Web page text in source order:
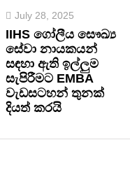
July 28, 2025
IIHS ගෝලීය සෞඛ්‍ය
සේවා නායකයන්
සඳහා ඇති ඉල්ලුම
සැපිරීමට EMBA
වැඩසටහන් තුනක්
දියත් කරයි